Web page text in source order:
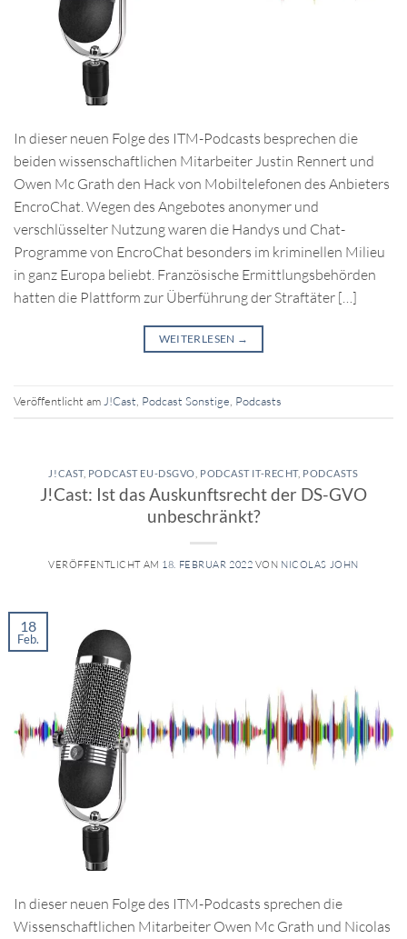
In dieser neuen Folge des ITM-Podcasts besprechen die
beiden wissenschaftlichen Mitarbeiter Justin Rennert und
Owen Mc Grath den Hack von Mobiltelefonen des Anbieters
EncroChat. Wegen des Angebotes anonymer und
verschlüsselter Nutzung waren die Handys und Chat-
Programme von EncroChat besonders im kriminellen Milieu
in ganz Europa beliebt. Französische Ermittlungsbehörden
hatten die Plattform zur Überführung der Straftäter […]
WEITERLESEN →
Veröffentlicht amJ!Cast, Podcast Sonstige, Podcasts
J!CAST, PODCAST EU-DSGVO PODCAST IT-RECHT, PODCASTS
J!Cast: Ist das Auskunftsrecht der DS-GVO
unbeschränkt?
VERÖFFENTLICHT AM 18. FEBRUAR 2022 VON NICOLAS JOHN
18
Feb.
In dieser neuen Folge des ITM-Podcasts sprechen die
Wissenschaftlichen Mitarbeiter Owen Mc Grath und Nicolas